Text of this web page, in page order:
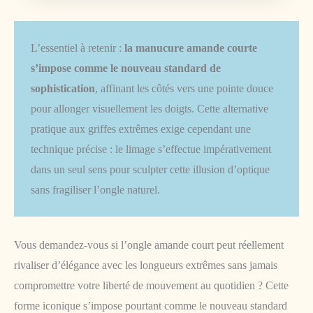
L’essentiel à retenir : la manucure amande courte
s’impose comme le nouveau standard de
sophistication, affinant les côtés vers une pointe douce
pour allonger visuellement les doigts. Cette alternative
pratique aux griffes extrêmes exige cependant une
technique précise : le limage s’effectue impérativement
dans un seul sens pour sculpter cette illusion d’optique
sans fragiliser l’ongle naturel.
Vous demandez-vous si l’ongle amande court peut réellement
rivaliser d’élégance avec les longueurs extrêmes sans jamais
compromettre votre liberté de mouvement au quotidien ? Cette
forme iconique s’impose pourtant comme le nouveau standard